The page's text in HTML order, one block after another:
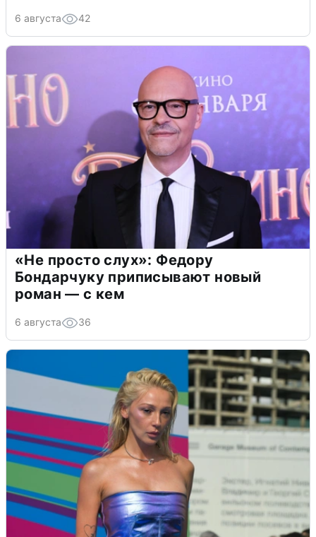
6 августа 42
«Не просто слух»: Федору
Бондарчуку приписывают новый
роман — с кем
6 августа 36